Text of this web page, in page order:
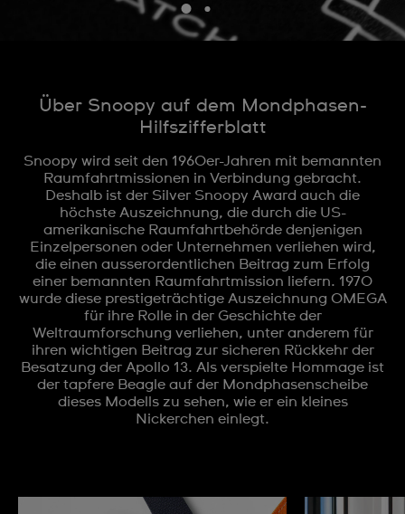
Über Snoopy auf dem Mondphasen-
Hilfszifferblatt
Snoopy wird seit den 1960er-Jahren mit bemannten
Raumfahrtmissionen in Verbindung gebracht.
Deshalb ist der Silver Snoopy Award auch die
höchste Auszeichnung, die durch die US-
amerikanische Raumfahrtbehörde denjenigen
Einzelpersonen oder Unternehmen verliehen wird,
die einen ausserordentlichen Beitrag zum Erfolg
einer bemannten Raumfahrtmission liefern. 1970
wurde diese prestigeträchtige Auszeichnung OMEGA
für ihre Rolle in der Geschichte der
Weltraumforschung verliehen, unter anderem für
ihren wichtigen Beitrag zur sicheren Rückkehr der
Besatzung der Apollo 13. Als verspielte Hommage ist
der tapfere Beagle auf der Mondphasenscheibe
dieses Modells zu sehen, wie er ein kleines
Nickerchen einlegt.